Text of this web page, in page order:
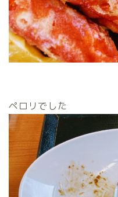
ペロリでした